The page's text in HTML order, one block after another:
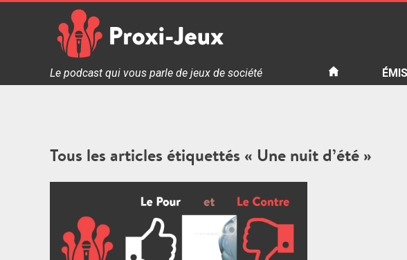
Proxi Jeux - Le podcast qui vous parle de jeux de société
Le podcast qui vous parle de jeux de société
Tous les articles étiquettés « Une nuit d’été »